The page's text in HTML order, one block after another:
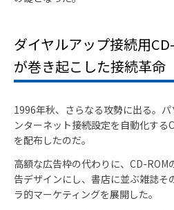
ダイヤルアップ接続用
が巻き起こした接続革命
1996年秋、さらなる攻勢に出る。
ンターネット接続設定を自動化する
を配布したのだ。
高額な広告枠の代わりに、CD-
告デザインにし、書店に並ぶ雑誌そ
ラ的マーケティングを展開した。